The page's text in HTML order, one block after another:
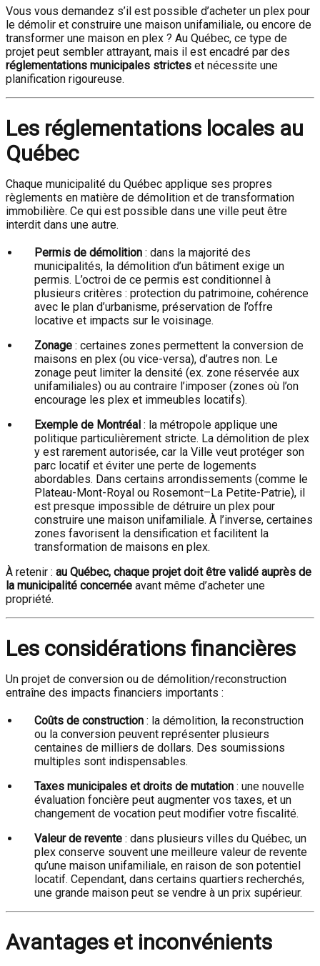
Vous vous demandez s’il est possible d’acheter un plex pour
le démolir et construire une maison unifamiliale, ou encore de
transformer une maison en plex ? Au Québec, ce type de
projet peut sembler attrayant, mais il est encadré par des
réglementations municipales strictes et nécessite une
planification rigoureuse.
Les réglementations locales au
Québec
Chaque municipalité du Québec applique ses propres
règlements en matière de démolition et de transformation
immobilière. Ce qui est possible dans une ville peut être
interdit dans une autre.
Permis de démolition : dans la majorité des
municipalités, la démolition d’un bâtiment exige un
permis. L’octroi de ce permis est conditionnel à
plusieurs critères : protection du patrimoine, cohérence
avec le plan d’urbanisme, préservation de l’offre
locative et impacts sur le voisinage.
Zonage : certaines zones permettent la conversion de
maisons en plex (ou vice-versa), d’autres non. Le
zonage peut limiter la densité (ex. zone réservée aux
unifamiliales) ou au contraire l’imposer (zones où l’on
encourage les plex et immeubles locatifs).
Exemple de Montréal : la métropole applique une
politique particulièrement stricte. La démolition de plex
y est rarement autorisée, car la Ville veut protéger son
parc locatif et éviter une perte de logements
abordables. Dans certains arrondissements (comme le
Plateau-Mont-Royal ou Rosemont–La Petite-Patrie), il
est presque impossible de détruire un plex pour
construire une maison unifamiliale. À l’inverse, certaines
zones favorisent la densification et facilitent la
transformation de maisons en plex.
À retenir : au Québec, chaque projet doit être validé auprès de
la municipalité concernée avant même d’acheter une
propriété.
Les considérations financières
Un projet de conversion ou de démolition/reconstruction
entraîne des impacts financiers importants :
Coûts de construction : la démolition, la reconstruction
ou la conversion peuvent représenter plusieurs
centaines de milliers de dollars. Des soumissions
multiples sont indispensables.
Taxes municipales et droits de mutation : une nouvelle
évaluation foncière peut augmenter vos taxes, et un
changement de vocation peut modifier votre fiscalité.
Valeur de revente : dans plusieurs villes du Québec, un
plex conserve souvent une meilleure valeur de revente
qu’une maison unifamiliale, en raison de son potentiel
locatif. Cependant, dans certains quartiers recherchés,
une grande maison peut se vendre à un prix supérieur.
Avantages et inconvénients